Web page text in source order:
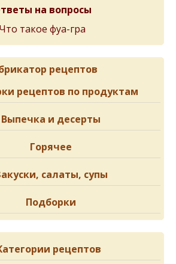
на вопросы
Что такое фуа-гра
рецептов
рецептов по продуктам
Выпечка и десерты
Горячее
салаты, супы
Подборки
рецептов